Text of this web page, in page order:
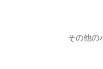
その他の